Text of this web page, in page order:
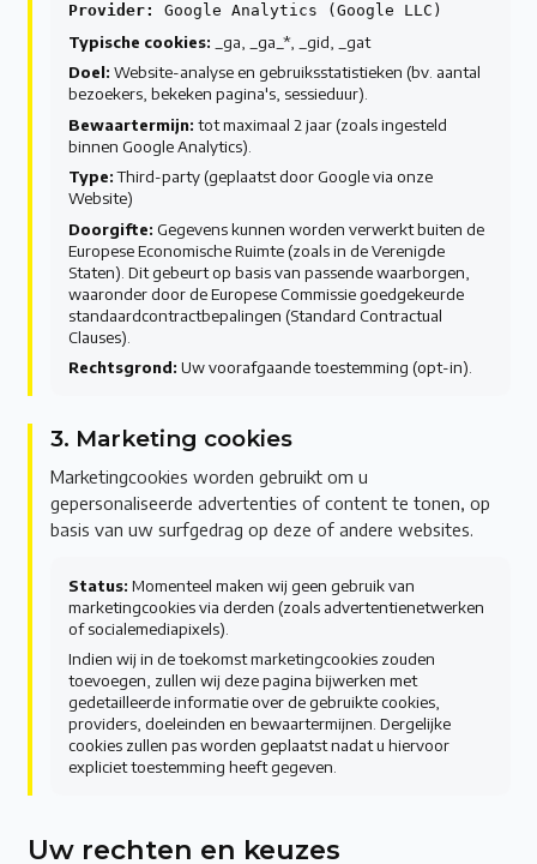
Provider: Google Analytics (Google LLC)
Typische cookies: _ga, _ga_*, _gid, _gat
Doel: Website-analyse en gebruiksstatistieken (bv. aantal
bezoekers, bekeken pagina's, sessieduur).
Bewaartermijn: tot maximaal 2 jaar (zoals ingesteld
binnen Google Analytics).
Type:Third-party (geplaatst door Google via onze
Website)
Doorgifte: Gegevens kunnen worden verwerkt buiten de
Europese Economische Ruimte (zoals in de Verenigde
Staten). Dit gebeurt op basis van passende waarborgen,
waaronder door de Europese Commissie goedgekeurde
standaardcontractbepalingen (Standard Contractual
Clauses).
Rechtsgrond: Uw voorafgaande toestemming (opt-in).
3. Marketing cookies
Marketingcookies worden gebruikt om u
gepersonaliseerde advertenties of content te tonen, op
basis van uw surfgedrag op deze of andere websites.
Status: Momenteel maken wij geen gebruik van
marketingcookies via derden (zoals advertentienetwerken
of socialemediapixels).
Indien wij in de toekomst marketingcookies zouden
toevoegen, zullen wij deze pagina bijwerken met
gedetailleerde informatie over de gebruikte cookies,
providers, doeleinden en bewaartermijnen. Dergelijke
cookies zullen pas worden geplaatst nadat u hiervoor
expliciet toestemming heeft gegeven.
Uw rechten en keuzes